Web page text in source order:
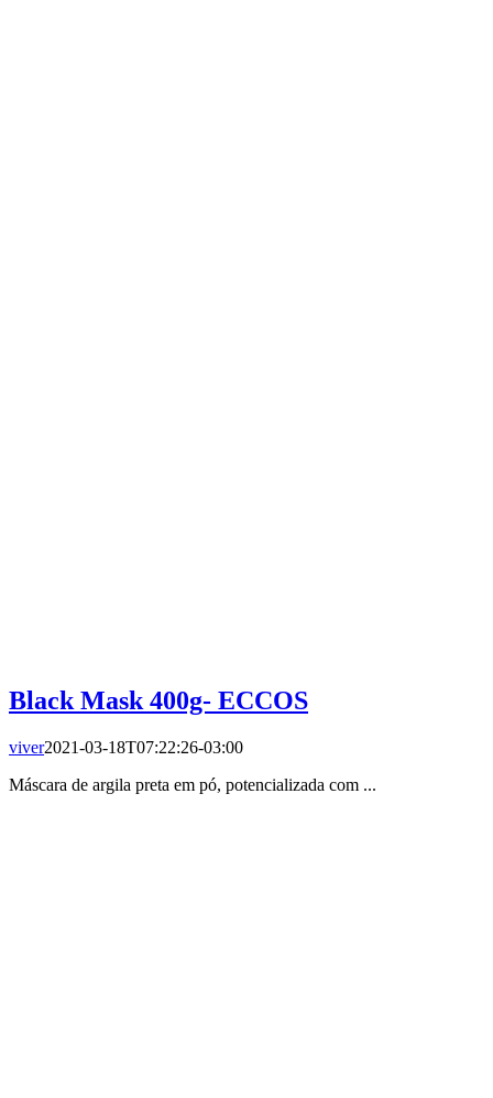
Black Mask 400g- ECCOS
viver2021-03-18T07:22:26-03:00
Máscara de argila preta em pó, potencializada com ...